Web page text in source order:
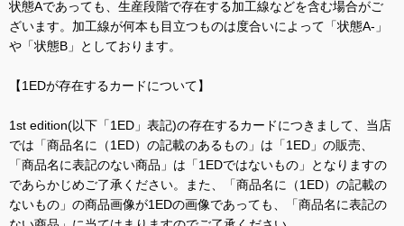
状態Aであっても、生産段階で存在する加工線などを含む場合がご
ざいます。加工線が何本も目立つものは度合いによって「状態A-」
や「状態B」としております。
【1EDが存在するカードについて】
1st edition(以下「1ED」表記)の存在するカードにつきまして、当店
では「商品名に（1ED）の記載のあるもの」は「1ED」の販売、
「商品名に表記のない商品」は「1EDではないもの」となりますの
であらかじめご了承ください。また、「商品名に（1ED）の記載の
ないもの」の商品画像が1EDの画像であっても、「商品名に表記の